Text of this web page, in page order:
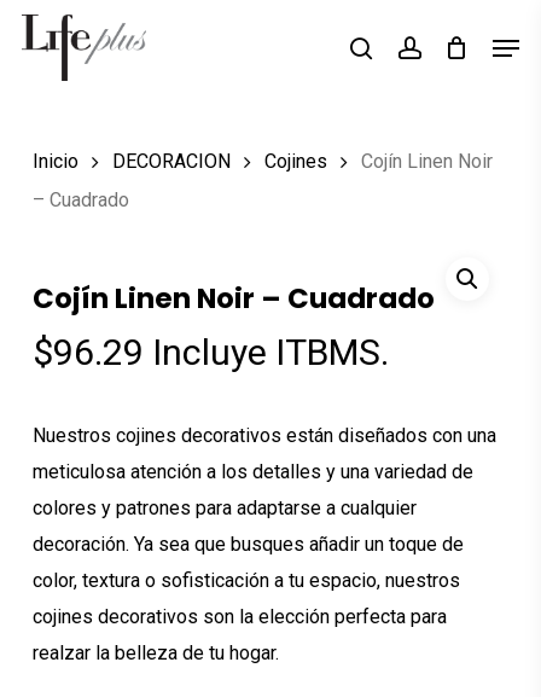
Skip
Búsqueda
productos
searchaccount
Inicio DECORACION Cojines
Cojín Linen Noir
– Cuadrado
Cojín Linen Noir – Cuadrado
$96.29 Incluye ITBMS.
Nuestros cojines decorativos están diseñados con una
meticulosa atención a los detalles y una variedad de
colores y patrones para adaptarse a cualquier
decoración. Ya sea que busques añadir un toque de
color, textura o sofisticación a tu espacio, nuestros
cojines decorativos son la elección perfecta para
realzar la belleza de tu hogar.